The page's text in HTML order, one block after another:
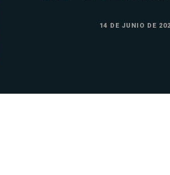
14 DE JUNIO DE